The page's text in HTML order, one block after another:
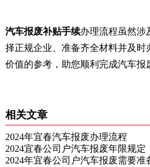
汽车报废补贴手续办理流程虽然涉
择正规企业、准备齐全材料并及
价值的参考，助您顺利完成汽车报
相关文章
2024年宜春汽车报废办理流程
2024宜春公司户汽车报废年限规定
2024年宜春公司户汽车报废需要准